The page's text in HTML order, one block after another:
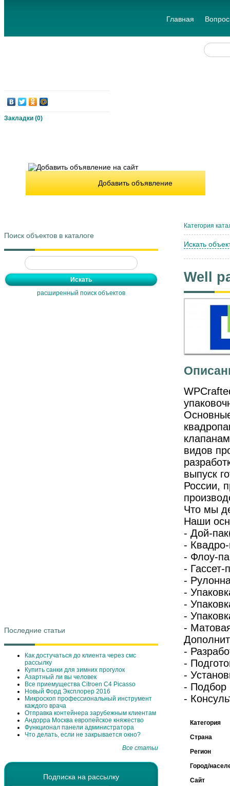
Главная
Закладки (0)
Добавить объявление
Поиск объектов в каталоге
расширенный поиск объектов
Последние статьи
Как достучаться до клиента через смс
рассылку
Купить санки для зимних прогулок
Азартный ли вы человек
Все приемущества Сitroen C4 Picasso
Новый Форд Эксплорер 2016
Микроскоп профессиональный инструмент
каждого врача
Отправка контейнера зарубежным клиентам
Андорра Москва европейское княжество
Функционал панели администратора
Что делать, если не закрывается окно?
Все статьи
Подписка на рассылку
Категория
Искать
Well
видов
выпуск
России,
Что мы
Наши
- Дой-
-
- Флоу-
- Гассет-
-
-
-
-
-
-
-
-
- Подбор
-
Категория
Страна
Регион
Город/
Сайт